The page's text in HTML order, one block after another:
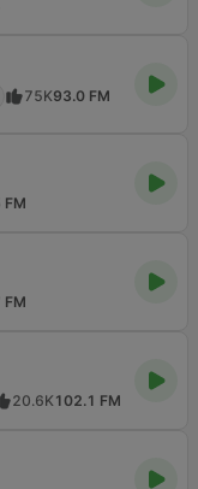
75K93.0 FM
FM
FM
20.6K102.1 FM